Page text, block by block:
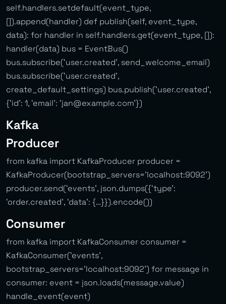
self.handlers.setdefault(event_type,
[]).append(handler) def publish(self, event_type,
data): for handler in self.handlers.get(event_type, []):
handler(data) bus = EventBus()
bus.subscribe(‘user.created’, send_welcome_email)
bus.subscribe(‘user.created’,
create_default_settings) bus.publish(‘user.created’,
{‘id’: 1, ‘email’: ‘jan@example.com’})
Kafka
Producer
from kafka import KafkaProducer producer =
KafkaProducer(bootstrap_servers=’localhost:9092’)
producer.send(‘events’, json.dumps({‘type’:
‘order.created’, ‘data’: {…}}).encode())
Consumer
from kafka import KafkaConsumer consumer =
KafkaConsumer(‘events’,
bootstrap_servers=’localhost:9092’) for message in
consumer: event = json.loads(message.value)
handle_event(event)